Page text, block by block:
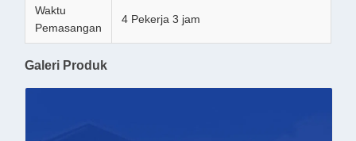
Waktu
Pemasangan
4 Pekerja 3 jam
Galeri Produk